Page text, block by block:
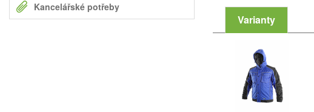
Kancelářské potřeby
Varianty